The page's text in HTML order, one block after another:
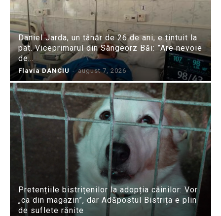
Daniel Jarda, un tânăr de 26 de ani, e țintuit la
pat. Viceprimarul din Sângeorz Băi: ”Are nevoie
de...
Flavia DANCIU - august 7, 2026
Pretențiile bistrițenilor la adopția câinilor: Vor
„ca din magazin”, dar Adăpostul Bistrița e plin
de suflete rănite